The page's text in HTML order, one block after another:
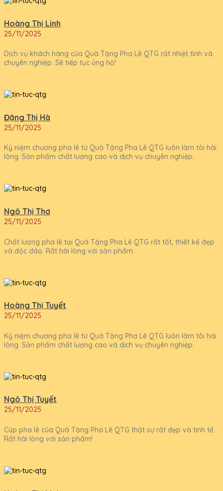
Hoàng Thị Linh
25/11/2025
Dịch vụ khách hàng của Quà Tặng Pha Lê QTG rất nhiệt tình và
chuyên nghiệp. Sẽ tiếp tục ủng hộ!
Đặng Thị Hà
25/11/2025
Kỷ niệm chương pha lê từ Quà Tặng Pha Lê QTG luôn làm tôi hài
lòng. Sản phẩm chất lượng cao và dịch vụ chuyên nghiệp.
Ngô Thị Thơ
25/11/2025
Chất lượng pha lê tại Quà Tặng Pha Lê QTG rất tốt, thiết kế đẹp
và độc đáo. Rất hài lòng với sản phẩm.
Hoàng Thị Tuyết
25/11/2025
Kỷ niệm chương pha lê từ Quà Tặng Pha Lê QTG luôn làm tôi hài
lòng. Sản phẩm chất lượng cao và dịch vụ chuyên nghiệp.
Ngô Thị Tuyết
25/11/2025
Cúp pha lê của Quà Tặng Pha Lê QTG thật sự rất đẹp và tinh tế.
Rất hài lòng với sản phẩm!